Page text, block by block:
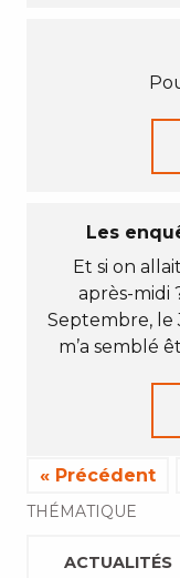
Les
Et si on
après-midi
Septembre, le
m’a semblé
« Précédent
THÉMATIQUE
ACTUALITÉS